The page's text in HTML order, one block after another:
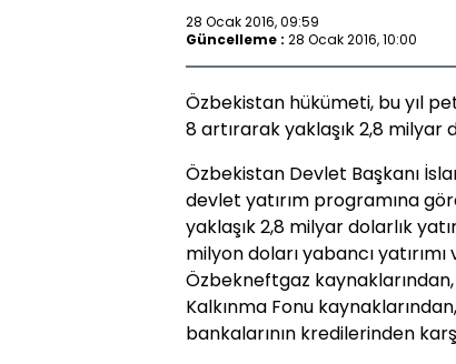
28 Ocak 2016, 09:59
Güncelleme : 28 Ocak 2016, 10:00
Özbekistan hükümeti, bu yıl
8 artırarak yaklaşık 2,8 milyar
Özbekistan Devlet Başkanı
devlet yatırım programına
yaklaşık 2,8 milyar dolarlık
milyon doları yabancı
Özbekneftgaz
Kalkınma Fonu
bankalarının kredilerinden